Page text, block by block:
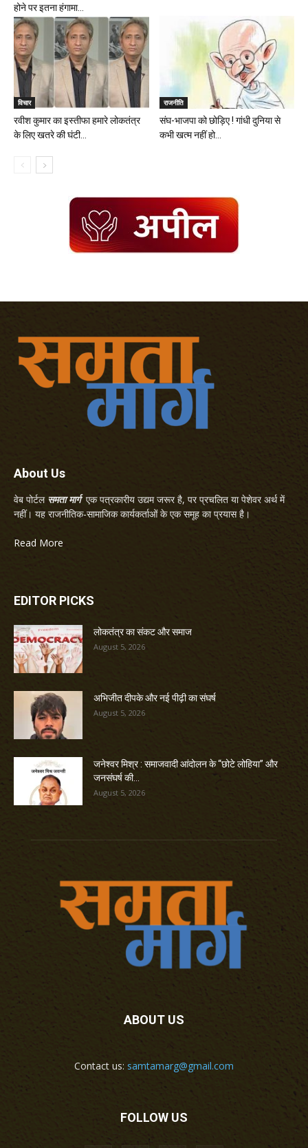
होने पर इतना हंगामा...
विचार
रवीश कुमार का इस्तीफा हमारे लोकतंत्र
के लिए खतरे की घंटी...
राजनीति
संघ-भाजपा को छोड़िए ! गांधी दुनिया से
कभी खत्म नहीं हो...
About Us
वेब पोर्टल समता मार्गएक पत्रकारीय उद्यम जरूर है, पर प्रचलित या पेशेवर अर्थ में
नहीं। यह राजनीतिक-सामाजिक कार्यकर्ताओं के एक समूह का प्रयास है।
Read More
EDITOR PICKS
लोकतंत्र का संकट और समाज
August 5, 2026
अभिजीत दीपके और नई पीढ़ी का संघर्ष
August 5, 2026
जनेश्वर मिश्र : समाजवादी आंदोलन के “छोटे लोहिया” और
जनसंघर्ष की...
August 5, 2026
ABOUT US
Contact us: samtamarg@gmail.com
FOLLOW US